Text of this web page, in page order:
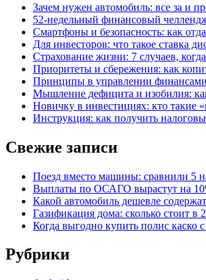
Зачем нужен автомобиль: все за и
52-недельный финансовый
Смартфоны и безопасность: как
Для инвесторов: что такое ставка
Страхование жизни: 7 случаев,
Приоритеты и сбережения: как
Принципы в управлении
Мышление дефицита и изобилия:
Новичку в инвестициях: кто такие
Инструкция: как получить
Свежие записи
Поезд вместо машины: сравнили 5
Выплаты по ОСАГО вырастут на
Какой автомобиль дешевле
Газификация дома: сколько стоит в
Когда выгодно купить полис каско
Рубрики